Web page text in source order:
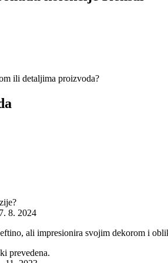
ili detaljima proizvoda?
7. 8. 2024
ali impresionira svojim dekorom i
prevedena.